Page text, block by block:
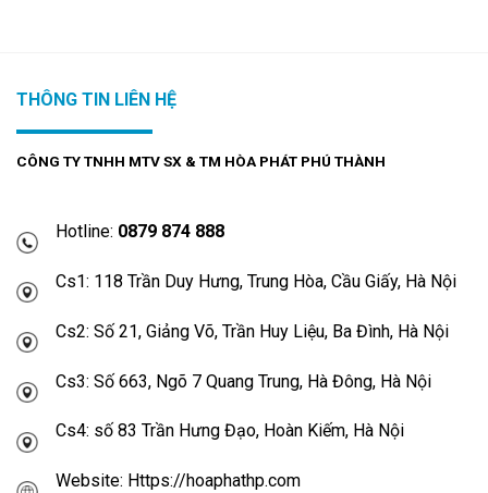
THÔNG TIN LIÊN HỆ
CÔNG TY TNHH MTV SX & TM HÒA PHÁT PHÚ THÀNH
Hotline: 0879 874 888
Cs1: 118 Trần Duy Hưng, Trung Hòa, Cầu Giấy, Hà Nội
Cs2: Số 21, Giảng Võ, Trần Huy Liệu, Ba Đình, Hà Nội
Cs3: Số 663, Ngõ 7 Quang Trung, Hà Đông, Hà Nội
Cs4: số 83 Trần Hưng Đạo, Hoàn Kiếm, Hà Nội
Website: Https://hoaphathp.com